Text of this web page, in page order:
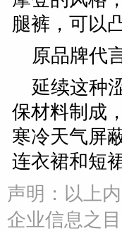
腿裤，可以
原品牌代
延续这种
保材料制成
寒冷天气屏
连衣裙和短
声明：以上
企业信息之